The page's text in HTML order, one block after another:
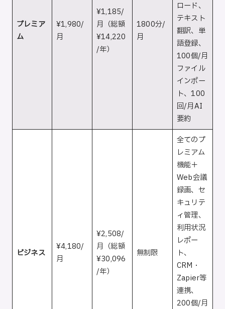
プレミア
ム
¥1,980/
月
¥1,185/
月（総額
¥14,220
/年）
1800分/
月
ロード、
テキスト
翻訳、単
語登録、
100個/月
ファイル
インポー
ト、100
回/月AI
要約
ビジネス
¥4,180/
月
¥2,508/
月（総額
¥30,096
/年）
無制限
全てのプ
レミアム
機能＋
Web会議
録画、セ
キュリテ
ィ管理、
利用状況
レポー
ト、
CRM・
Zapier等
連携、
200個/月